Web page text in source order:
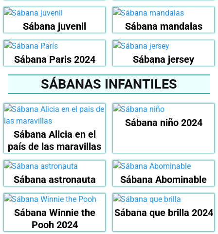
Sábana juvenil Sábana mandalas
Sábana Paris 2024 Sábana jersey
SÁBANAS INFANTILES
Sábana Alicia en el
país de las maravillas
Sábana niño 2024
Sábana astronauta Sábana Abominable
Sábana Winnie the
Pooh 2024
Sábana que brilla 2024